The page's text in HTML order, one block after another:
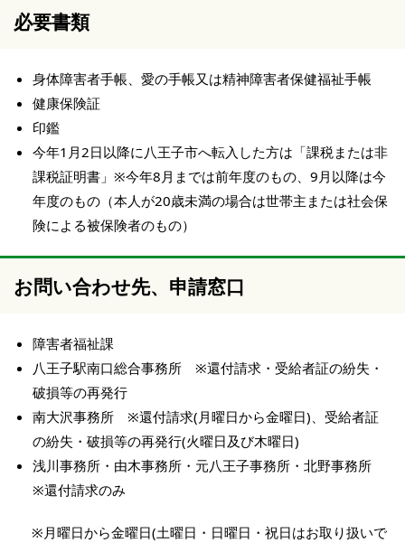
必要書類
身体障害者手帳、愛の手帳又は精神障害者保健福祉手帳
健康保険証
印鑑
今年1月2日以降に八王子市へ転入した方は「課税または非
課税証明書」※今年8月までは前年度のもの、9月以降は今
年度のもの（本人が20歳未満の場合は世帯主または社会保
険による被保険者のもの）
お問い合わせ先、申請窓口
障害者福祉課
八王子駅南口総合事務所 ※還付請求・受給者証の紛失・
破損等の再発行
南大沢事務所 ※還付請求(月曜日から金曜日)、受給者証
の紛失・破損等の再発行(火曜日及び木曜日)
浅川事務所・由木事務所・元八王子事務所・北野事務所
※還付請求のみ
※月曜日から金曜日(土曜日・日曜日・祝日はお取り扱いで